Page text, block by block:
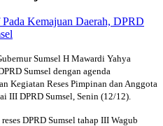
Sumsel H Mawardi Yahya
Sumsel dengan agenda
Kegiatan Reses Pimpinan dan Anggota
III DPRD Sumsel, Senin (12/12).
DPRD Sumsel tahap III Wagub